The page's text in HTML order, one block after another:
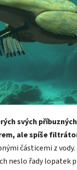
svých
ale spíše
částicemi z
neslo řady lopatek